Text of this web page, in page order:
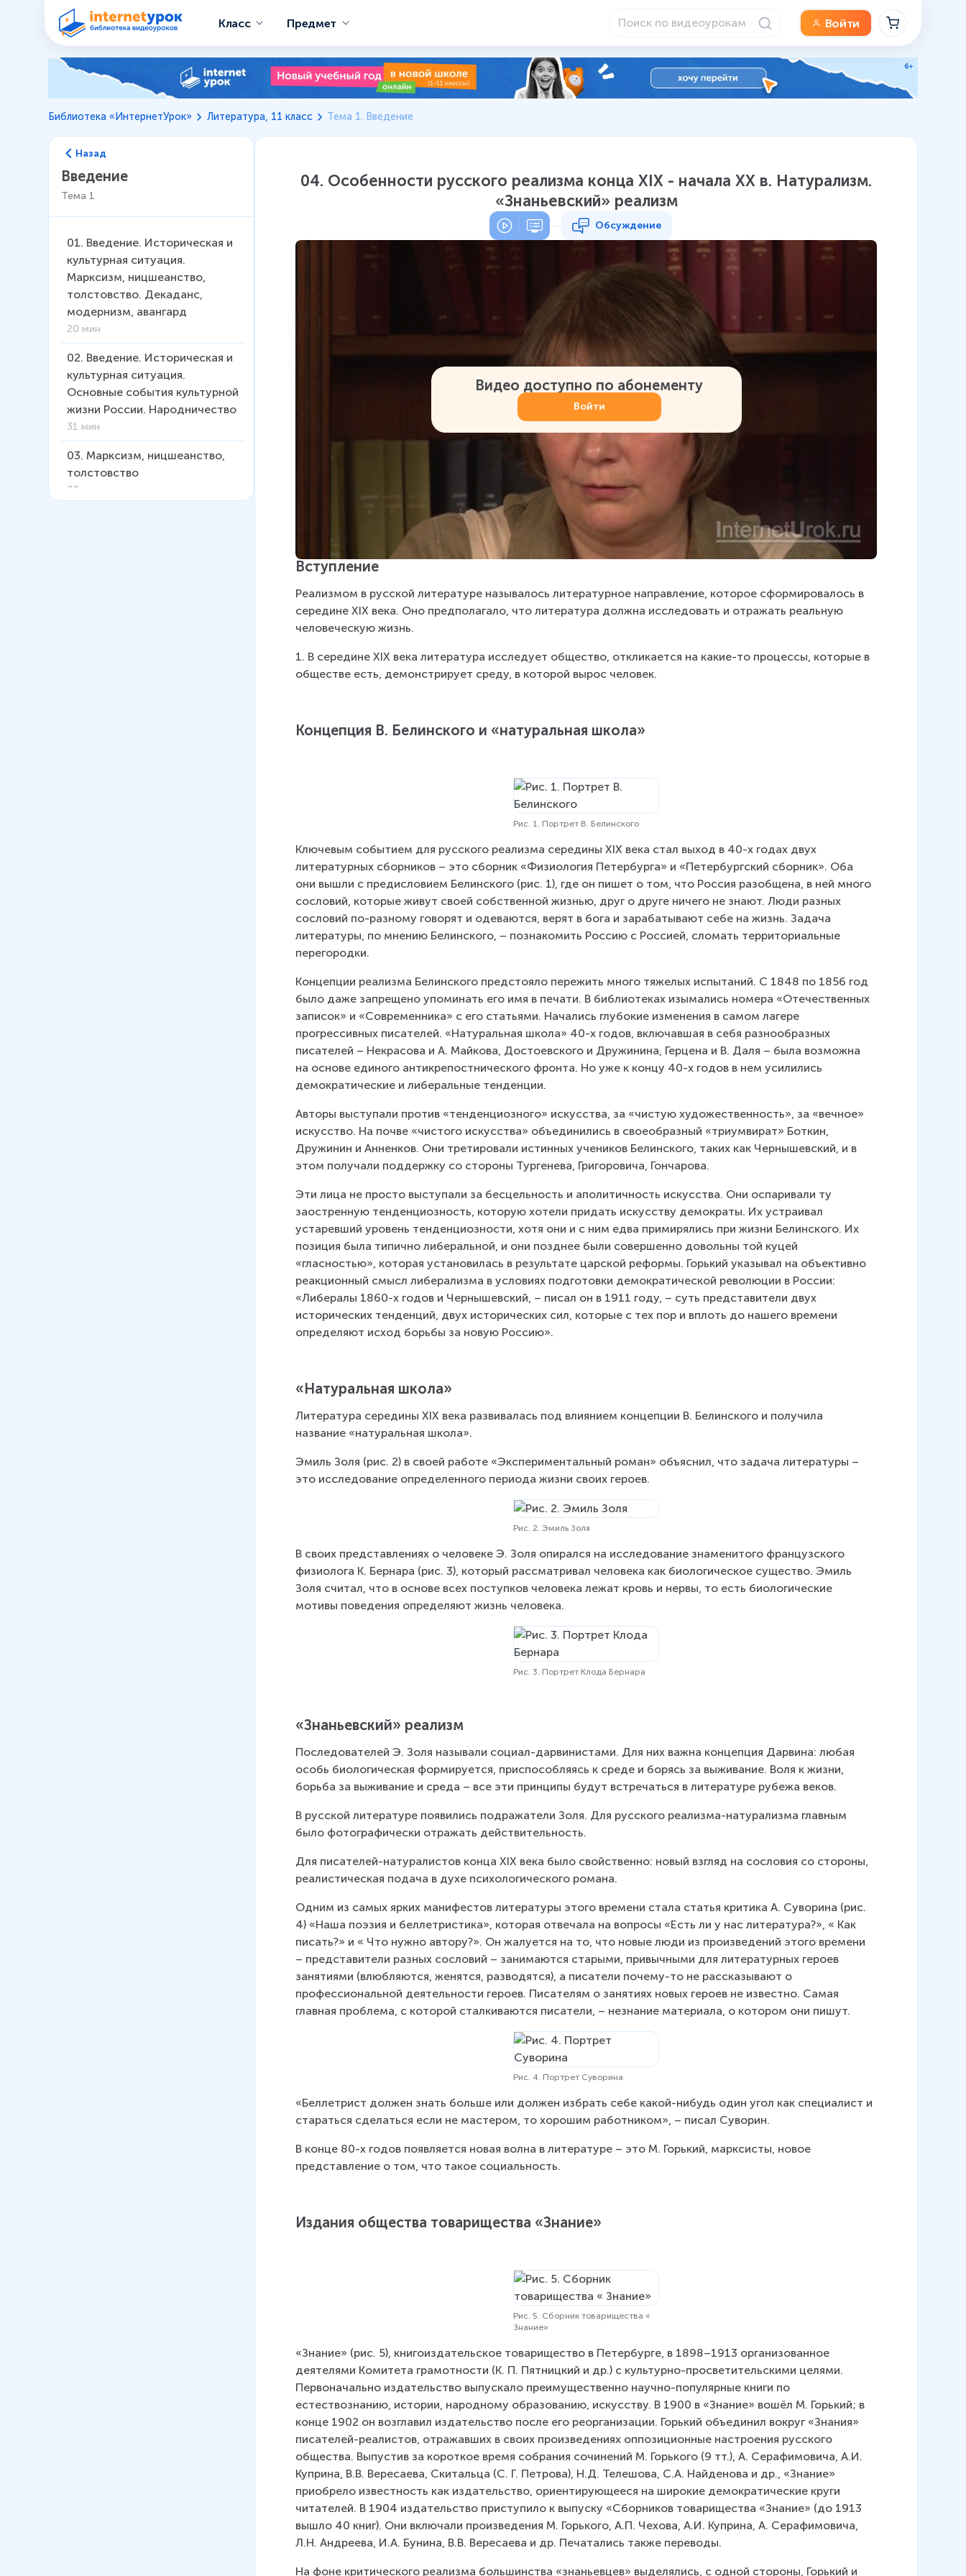
Класс Предмет Войти
Библиотека «ИнтернетУрок» Литература, 11 класс Тема 1. Введение
Назад
Введение
Тема 1
01. Введение. Историческая и
культурная ситуация.
Марксизм, ницшеанство,
толстовство. Декаданс,
модернизм, авангард
20 мин
02. Введение. Историческая и
культурная ситуация.
Основные события культурной
жизни России. Народничество
31 мин
03. Марксизм, ницшеанство,
толстовство
33 мин
04. Особенности русского реализма конца XIX - начала XX в. Натурализм.
«Знаньевский» реализм
Обсуждение
Видео доступно по абонементу
Войти
Вступление
Реализмом в русской литературе называлось литературное направление, которое сформировалось в
середине XIX века. Оно предполагало, что литература должна исследовать и отражать реальную
человеческую жизнь.
1. В середине XIX века литература исследует общество, откликается на какие-то процессы, которые в
обществе есть, демонстрирует среду, в которой вырос человек.
Концепция В. Белинского и «натуральная школа»
Рис. 1. Портрет В. Белинского
Ключевым событием для русского реализма середины XIX века стал выход в 40-х годах двух
литературных сборников – это сборник «Физиология Петербурга» и «Петербургский сборник». Оба
они вышли с предисловием Белинского (рис. 1), где он пишет о том, что Россия разобщена, в ней много
сословий, которые живут своей собственной жизнью, друг о друге ничего не знают. Люди разных
сословий по-разному говорят и одеваются, верят в бога и зарабатывают себе на жизнь. Задача
литературы, по мнению Белинского, – познакомить Россию с Россией, сломать территориальные
перегородки.
Концепции реализма Белинского предстояло пережить много тяжелых испытаний. С 1848 по 1856 год
было даже запрещено упоминать его имя в печати. В библиотеках изымались номера «Отечественных
записок» и «Современника» с его статьями. Начались глубокие изменения в самом лагере
прогрессивных писателей. «Натуральная школа» 40-х годов, включавшая в себя разнообразных
писателей – Некрасова и А. Майкова, Достоевского и Дружинина, Герцена и В. Даля – была возможна
на основе единого антикрепостнического фронта. Но уже к концу 40-х годов в нем усилились
демократические и либеральные тенденции.
Авторы выступали против «тенденциозного» искусства, за «чистую художественность», за «вечное»
искусство. На почве «чистого искусства» объединились в своеобразный «триумвират» Боткин,
Дружинин и Анненков. Они третировали истинных учеников Белинского, таких как Чернышевский, и в
этом получали поддержку со стороны Тургенева, Григоровича, Гончарова.
Эти лица не просто выступали за бесцельность и аполитичность искусства. Они оспаривали ту
заостренную тенденциозность, которую хотели придать искусству демократы. Их устраивал
устаревший уровень тенденциозности, хотя они и с ним едва примирялись при жизни Белинского. Их
позиция была типично либеральной, и они позднее были совершенно довольны той куцей
«гласностью», которая установилась в результате царской реформы. Горький указывал на объективно
реакционный смысл либерализма в условиях подготовки демократической революции в России:
«Либералы 1860-х годов и Чернышевский, – писал он в 1911 году, – суть представители двух
исторических тенденций, двух исторических сил, которые с тех пор и вплоть до нашего времени
определяют исход борьбы за новую Россию».
«Натуральная школа»
Литература середины XIX века развивалась под влиянием концепции В. Белинского и получила
название «натуральная школа».
Эмиль Золя (рис. 2) в своей работе «Экспериментальный роман» объяснил, что задача литературы –
это исследование определенного периода жизни своих героев.
Рис. 2. Эмиль Золя
В своих представлениях о человеке Э. Золя опирался на исследование знаменитого французского
физиолога К. Бернара (рис. 3), который рассматривал человека как биологическое существо. Эмиль
Золя считал, что в основе всех поступков человека лежат кровь и нервы, то есть биологические
мотивы поведения определяют жизнь человека.
Рис. 3. Портрет Клода Бернара
«Знаньевский» реализм
Последователей Э. Золя называли социал-дарвинистами. Для них важна концепция Дарвина: любая
особь биологическая формируется, приспособляясь к среде и борясь за выживание. Воля к жизни,
борьба за выживание и среда – все эти принципы будут встречаться в литературе рубежа веков.
В русской литературе появились подражатели Золя. Для русского реализма-натурализма главным
было фотографически отражать действительность.
Для писателей-натуралистов конца XIX века было свойственно: новый взгляд на сословия со стороны,
реалистическая подача в духе психологического романа.
Одним из самых ярких манифестов литературы этого времени стала статья критика А. Суворина (рис.
4) «Наша поэзия и беллетристика», которая отвечала на вопросы «Есть ли у нас литература?», « Как
писать?» и « Что нужно автору?». Он жалуется на то, что новые люди из произведений этого времени
– представители разных сословий – занимаются старыми, привычными для литературных героев
занятиями (влюбляются, женятся, разводятся), а писатели почему-то не рассказывают о
профессиональной деятельности героев. Писателям о занятиях новых героев не известно. Самая
главная проблема, с которой сталкиваются писатели, – незнание материала, о котором они пишут.
Рис. 4. Портрет Суворина
«Беллетрист должен знать больше или должен избрать себе какой-нибудь один угол как специалист и
стараться сделаться если не мастером, то хорошим работником», – писал Суворин.
В конце 80-х годов появляется новая волна в литературе – это М. Горький, марксисты, новое
представление о том, что такое социальность.
Издания общества товарищества «Знание»
Рис. 5. Сборник товарищества «
Знание»
«Знание» (рис. 5), книгоиздательское товарищество в Петербурге, в 1898–1913 организованное
деятелями Комитета грамотности (К. П. Пятницкий и др.) с культурно-просветительскими целями.
Первоначально издательство выпускало преимущественно научно-популярные книги по
естествознанию, истории, народному образованию, искусству. В 1900 в «Знание» вошёл М. Горький; в
конце 1902 он возглавил издательство после его реорганизации. Горький объединил вокруг «Знания»
писателей-реалистов, отражавших в своих произведениях оппозиционные настроения русского
общества. Выпустив за короткое время собрания сочинений М. Горького (9 тт.), А. Серафимовича, А.И.
Куприна, В.В. Вересаева, Скитальца (С. Г. Петрова), Н.Д. Телешова, С.А. Найденова и др., «Знание»
приобрело известность как издательство, ориентирующееся на широкие демократические круги
читателей. В 1904 издательство приступило к выпуску «Сборников товарищества «Знание» (до 1913
вышло 40 книг). Они включали произведения М. Горького, А.П. Чехова, А.И. Куприна, А. Серафимовича,
Л.Н. Андреева, И.А. Бунина, В.В. Вересаева и др. Печатались также переводы.
На фоне критического реализма большинства «знаньевцев» выделялись, с одной стороны, Горький и